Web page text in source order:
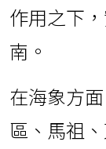
作用之下
南。
在海象方
區、馬祖